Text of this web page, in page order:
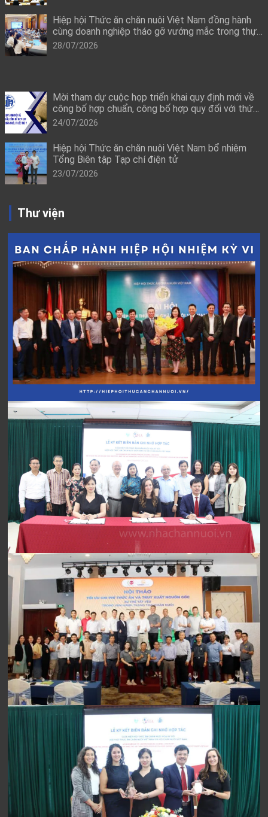
Hiệp hội Thức ăn chăn nuôi Việt Nam đồng hành
cùng doanh nghiệp tháo gỡ vướng mắc trong thực
thi quy định mới về công bố hợp quy
28/07/2026
Mời tham dự cuộc họp triển khai quy định mới về
công bố hợp chuẩn, công bố hợp quy đối với thức
ăn chăn nuôi, thuốc thú y
24/07/2026
Hiệp hội Thức ăn chăn nuôi Việt Nam bổ nhiệm
Tổng Biên tập Tạp chí điện tử
23/07/2026
Thư viện